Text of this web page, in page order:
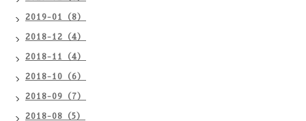
2019-01（8）
2018-12（4）
2018-11（4）
2018-10（6）
2018-09（7）
2018-08（5）